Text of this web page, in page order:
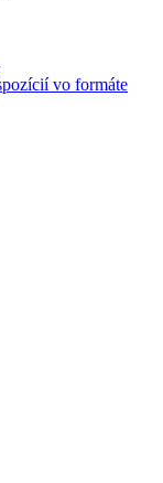
vo formáte